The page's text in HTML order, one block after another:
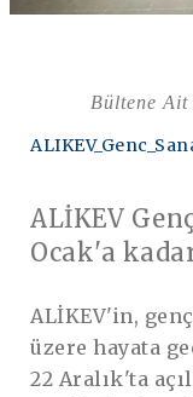
Bültene
ALİKEV
Ocak'a
ALİKEV'in,
üzere hayata
22 Aralık'ta